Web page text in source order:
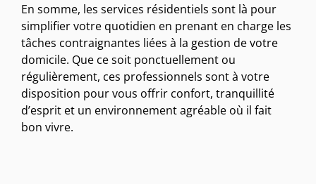
En somme, les services résidentiels sont là pour
simplifier votre quotidien en prenant en charge les
tâches contraignantes liées à la gestion de votre
domicile. Que ce soit ponctuellement ou
régulièrement, ces professionnels sont à votre
disposition pour vous offrir confort, tranquillité
d’esprit et un environnement agréable où il fait
bon vivre.